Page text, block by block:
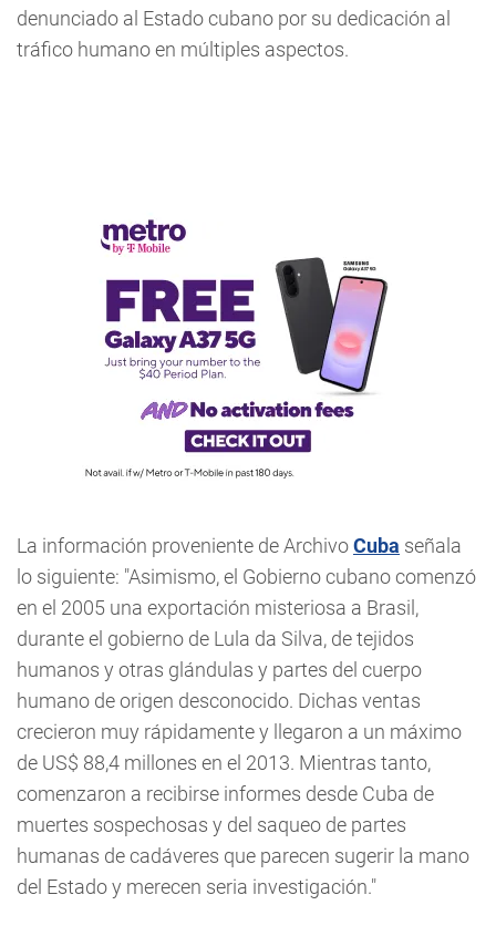
denunciado al Estado cubano por su dedicación al
tráfico humano en múltiples aspectos.
La información proveniente de ArchivoCuba señala
lo siguiente: "Asimismo, el Gobierno cubano comenzó
en el 2005 una exportación misteriosa a Brasil,
durante el gobierno de Lula da Silva, de tejidos
humanos y otras glándulas y partes del cuerpo
humano de origen desconocido. Dichas ventas
crecieron muy rápidamente y llegaron a un máximo
de US$ 88,4 millones en el 2013. Mientras tanto,
comenzaron a recibirse informes desde Cuba de
muertes sospechosas y del saqueo de partes
humanas de cadáveres que parecen sugerir la mano
del Estado y merecen seria investigación."